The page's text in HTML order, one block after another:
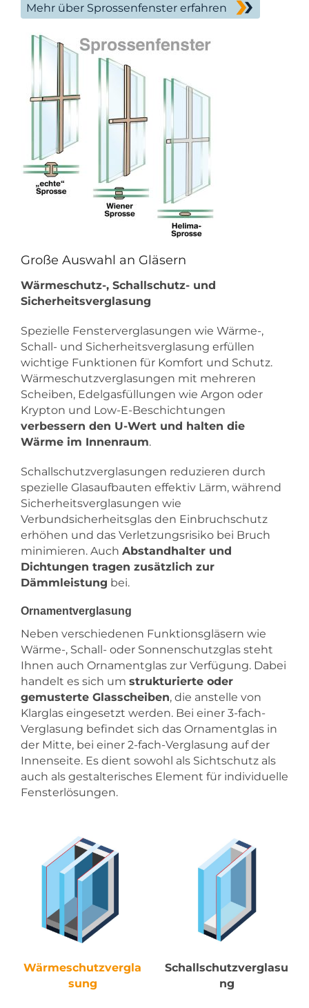
Mehr über Sprossenfenster erfahren
Große Auswahl an Gläsern
Wärmeschutz-, Schallschutz- und
Sicherheitsverglasung
Spezielle Fensterverglasungen wie Wärme-,
Schall- und Sicherheitsverglasung erfüllen
wichtige Funktionen für Komfort und Schutz.
Wärmeschutzverglasungen mit mehreren
Scheiben, Edelgasfüllungen wie Argon oder
Krypton und Low-E-Beschichtungen
verbessern den U-Wert und halten die
Wärme im Innenraum.
Schallschutzverglasungen reduzieren durch
spezielle Glasaufbauten effektiv Lärm, während
Sicherheitsverglasungen wie
Verbundsicherheitsglas den Einbruchschutz
erhöhen und das Verletzungsrisiko bei Bruch
minimieren. Auch Abstandhalter und
Dichtungen tragen zusätzlich zur
Dämmleistung bei.
Ornamentverglasung
Neben verschiedenen Funktionsgläsern wie
Wärme-, Schall- oder Sonnenschutzglas steht
Ihnen auch Ornamentglas zur Verfügung. Dabei
handelt es sich um strukturierte oder
gemusterte Glasscheiben, die anstelle von
Klarglas eingesetzt werden. Bei einer 3-fach-
Verglasung befindet sich das Ornamentglas in
der Mitte, bei einer 2-fach-Verglasung auf der
Innenseite. Es dient sowohl als Sichtschutz als
auch als gestalterisches Element für individuelle
Fensterlösungen.
Wärmeschutzvergla
sung
Schallschutzverglasu
ng